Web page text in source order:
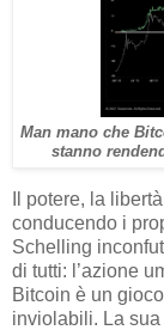
Man mano che
stanno
Il potere, la
conducendo i
Schelling
di tutti: l’azione
Bitcoin è un
inviolabili. La